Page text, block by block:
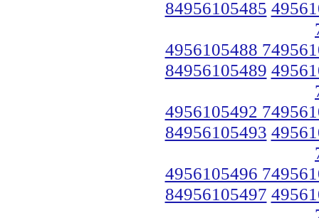
84956105485
4956105488
84956105489
4956105492
84956105493
4956105496
84956105497